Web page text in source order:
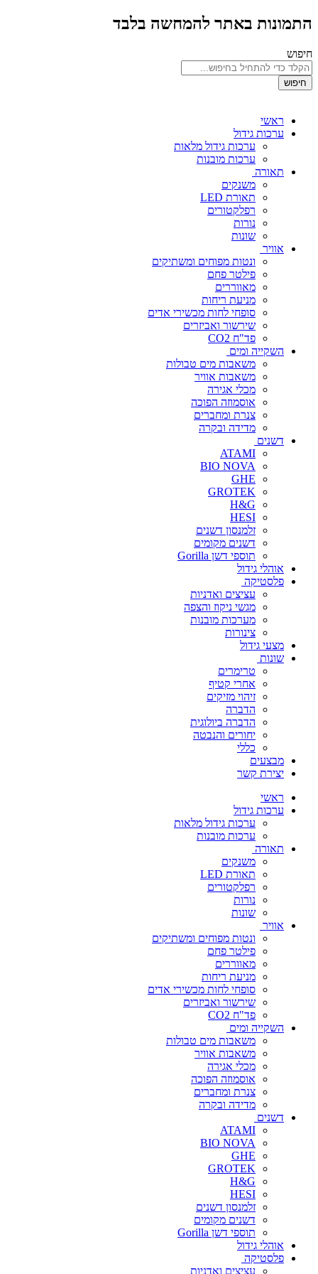
התמונות באתר להמחשה בלבד
חיפוש
חיפוש
ראשי
ערכות גידול
ערכות גידול מלאות
ערכות מובנות
תאורה
משנקים
תאורת LED
רפלקטורים
נורות
שונות
אוויר
ונטות מפוחים ומשתיקים
פילטר פחם
מאווררים
מניעת ריחות
סופחי לחות מכשירי אדים
שירשור ואביזרים
פד"ח CO2
השקייה ומים
משאבות מים טבולות
משאבות אוויר
מכלי אגירה
אוסמוזה הפוכה
צנרת ומחברים
מדידה ובקרה
דשנים
ATAMI
BIO NOVA
GHE
GROTEK
H&G
HESI
זלמנסון דשנים
דשנים מקומים
תוספי דשן Gorilla
אוהלי גידול
פלסטיקה
עציצים ואדניות
מגשי ניקוז והצפה
מערכות מובנות
צינורות
מצעי גידול
שונות
טרימרים
אחרי קטיף
זיהוי מזיקים
הדברה
הדברה ביולוגית
יחורים והנבטה
כללי
מבצעים
יצירת קשר
ראשי
ערכות גידול
ערכות גידול מלאות
ערכות מובנות
תאורה
משנקים
תאורת LED
רפלקטורים
נורות
שונות
אוויר
ונטות מפוחים ומשתיקים
פילטר פחם
מאווררים
מניעת ריחות
סופחי לחות מכשירי אדים
שירשור ואביזרים
פד"ח CO2
השקייה ומים
משאבות מים טבולות
משאבות אוויר
מכלי אגירה
אוסמוזה הפוכה
צנרת ומחברים
מדידה ובקרה
דשנים
ATAMI
BIO NOVA
GHE
GROTEK
H&G
HESI
זלמנסון דשנים
דשנים מקומים
תוספי דשן Gorilla
אוהלי גידול
פלסטיקה
עציצים ואדניות